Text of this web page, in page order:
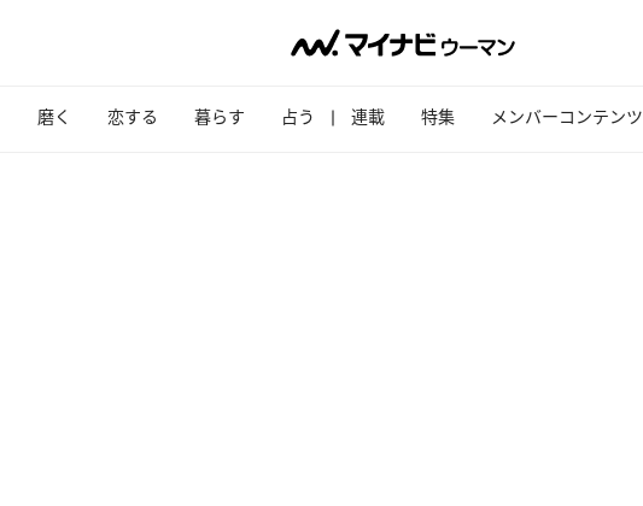
磨く 恋する 暮らす 占う 連載 特集 メンバーコンテンツ